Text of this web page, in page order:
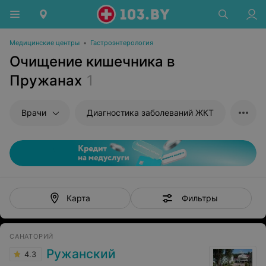
Медицинские центры • Гастроэнтерология
Очищение кишечника в
Пружанах 1
Врачи Диагностика заболеваний ЖКТ
Карта Фильтры
САНАТОРИЙ
4.3 Ружанский